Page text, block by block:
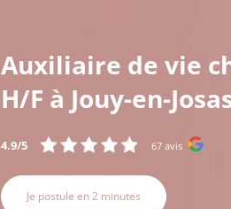
Auxiliaire de vie
H/F à Jouy-en-
4.9/5 67 avis
Je postule en 2 minutes